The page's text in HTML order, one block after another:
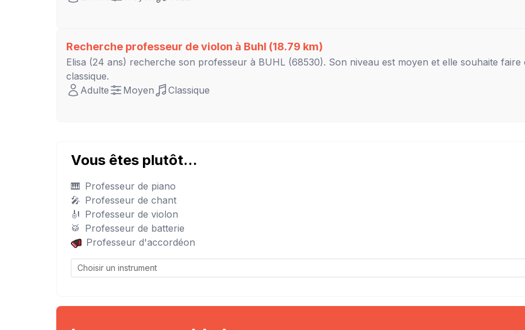
Recherche professeur de violon à Buhl (18.79 km)
Elisa (24 ans) recherche son professeur à BUHL (68530). Son niveau est moyen et elle souhaite faire
classique.
Adulte
Moyen Classique
Vous êtes plutôt...
🎹 Professeur de piano
🎤 Professeur de chant
🎻 Professeur de violon
🥁 Professeur de batterie
Professeur d'accordéon